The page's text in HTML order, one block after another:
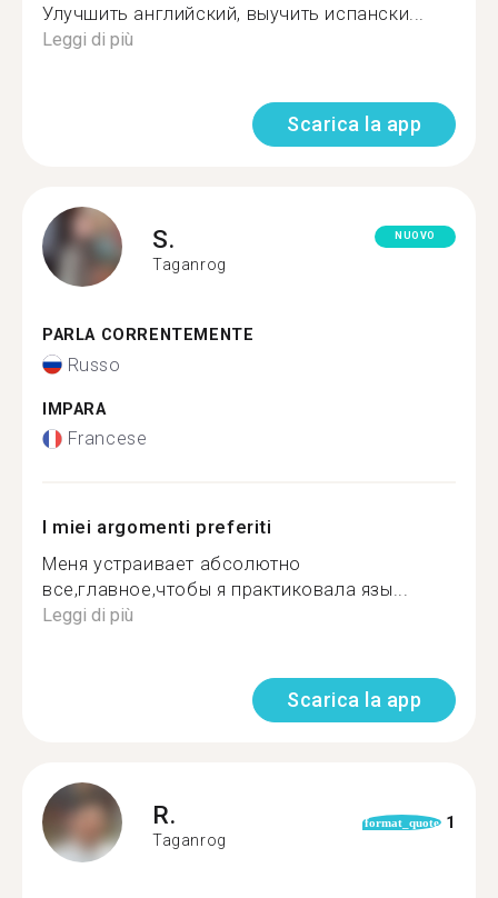
Улучшить английский, выучить испански...
Leggi di più
Scarica la app
S.
Taganrog
NUOVO
PARLA CORRENTEMENTE
Russo
IMPARA
Francese
I miei argomenti preferiti
Меня устраивает абсолютно
все,главное,чтобы я практиковала язы...
Leggi di più
Scarica la app
R.
Taganrog
format_quote 1